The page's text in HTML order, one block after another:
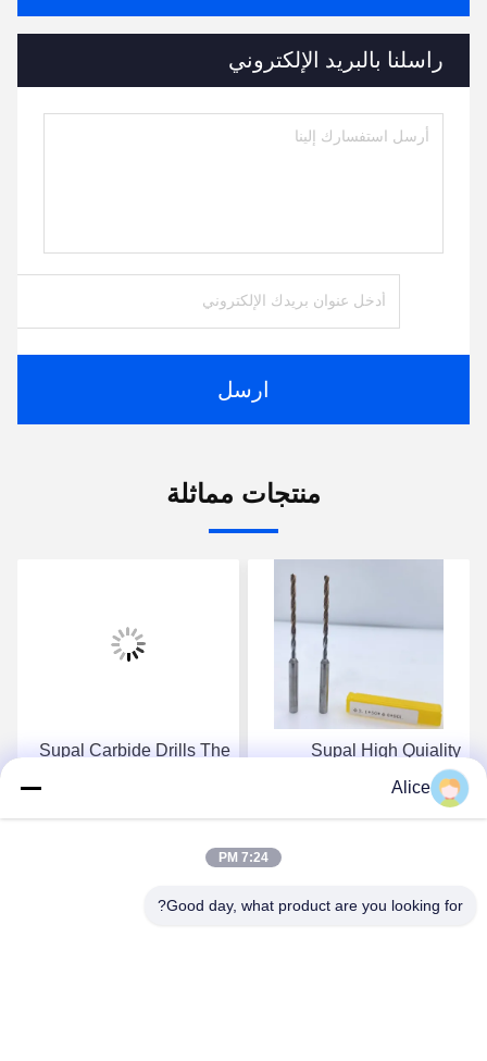
راسلنا بالبريد الإلكتروني
ارسل
منتجات مماثلة
Supal High Quiality
Innovative Carbide Drills
For Superior Drilling
احصل على أفضل سعر
Supal Carbide Drills The
Drilling Tools
Alice
7:24 PM
Good day, what product are you looking for?